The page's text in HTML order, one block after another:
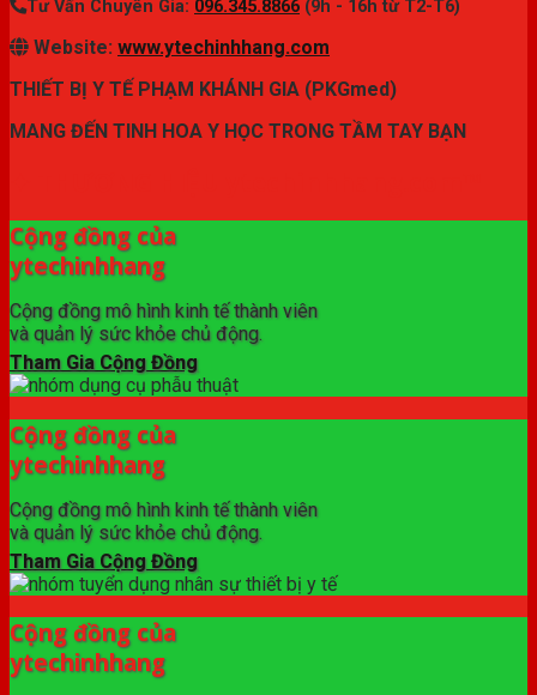
Tư Vấn Chuyên Gia: 096.345.8866 (9h - 16h từ T2-T6)
Website: www.ytechinhhang.com
THIẾT BỊ Y TẾ PHẠM KHÁNH GIA (PKGmed)
MANG ĐẾN TINH HOA Y HỌC TRONG TẦM TAY BẠN
Cộng đồng của
ytechinhhang
Cộng đồng mô hình kinh tế thành viên
và quản lý sức khỏe chủ động.
Tham Gia Cộng Đồng
Cộng đồng của
ytechinhhang
Cộng đồng mô hình kinh tế thành viên
và quản lý sức khỏe chủ động.
Tham Gia Cộng Đồng
Cộng đồng của
ytechinhhang